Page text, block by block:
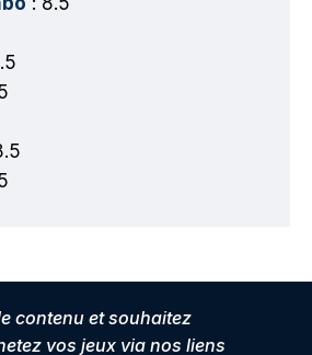
contenu et souhaitez
vos jeux via nos liens